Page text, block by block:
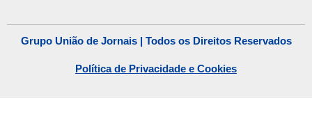
Grupo União de Jornais | Todos os Direitos Reservados
Política de Privacidade e Cookies